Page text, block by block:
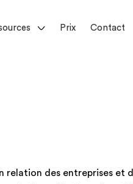
Prix Contact
des entreprises et